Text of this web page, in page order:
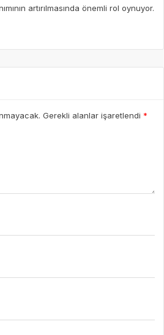
artırılmasında önemli rol oynuyor.
Gerekli alanlar işaretlendi *